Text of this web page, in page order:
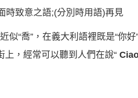
時致意之語;(分別時用語)再見
似“喬”，在義大利語裡既是“你
上，經常可以聽到人們在說“